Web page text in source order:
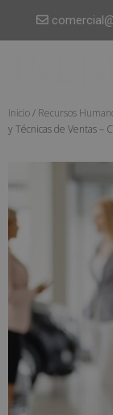
Inicio/ Recursos
y Técnicas de Ventas –